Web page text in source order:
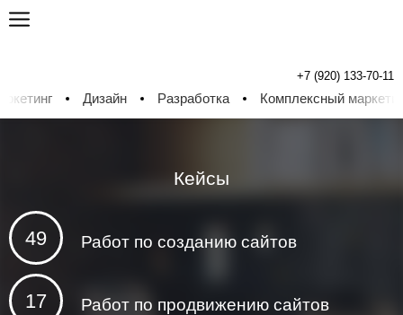
Кейсы
49 Работ по созданию сайтов
17 Работ по продвижению сайтов
+7 (920) 133-70-11
Дизайн Разработка Комплексный маркетинг